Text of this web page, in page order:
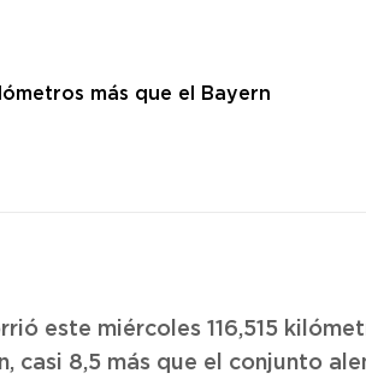
este miércoles 116,515
casi 8,5 más que el conjunto